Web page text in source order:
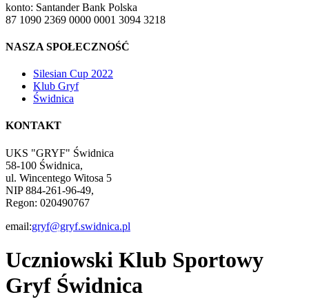
konto: Santander Bank Polska
87 1090 2369 0000 0001 3094 3218
NASZA SPOŁECZNOŚĆ
Silesian Cup 2022
Klub Gryf
Świdnica
KONTAKT
UKS "GRYF" Świdnica
58-100 Świdnica,
ul. Wincentego Witosa 5
NIP 884-261-96-49,
Regon: 020490767
email:gryf@gryf.swidnica.pl
Uczniowski Klub Sportowy
Gryf Świdnica